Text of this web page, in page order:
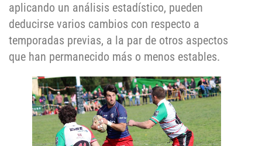
aplicando un análisis estadístico, pueden
deducirse varios cambios con respecto a
temporadas previas, a la par de otros aspectos
que han permanecido más o menos estables.